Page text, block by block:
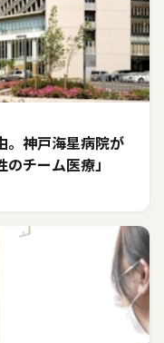
。神戸海星病院が
チーム医療」